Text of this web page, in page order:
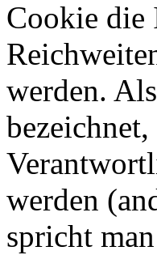
Cookie die
werden.
werden
spricht